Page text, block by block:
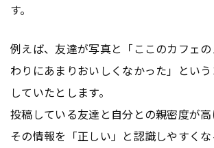
す。
例えば、友達が写真と「ここのカフェ
わりにあまりおいしくなかった」とい
していたとします。
投稿している友達と自分との親密度が
その情報を「正しい」と認識しやすく